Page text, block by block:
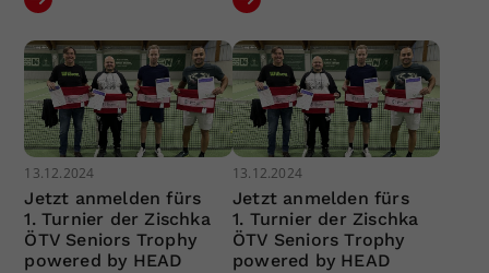
13.12.2024
Jetzt anmelden fürs
1. Turnier der Zischka
ÖTV Seniors Trophy
powered by HEAD
13.12.2024
Jetzt anmelden fürs
1. Turnier der Zischka
ÖTV Seniors Trophy
powered by HEAD